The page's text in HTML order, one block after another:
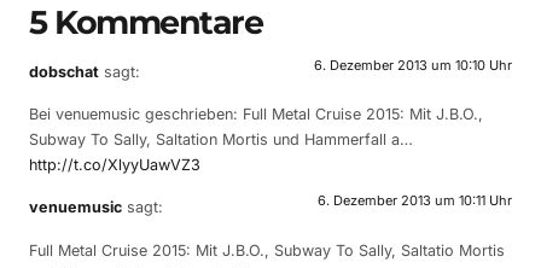
5 Kommentare
dobschat sagt: 6. Dezember 2013 um 10:10 Uhr
Bei venuemusic geschrieben: Full Metal Cruise 2015: Mit J.B.O.,
Subway To Sally, Saltation Mortis und Hammerfall a…
http://t.co/XlyyUawVZ3
venuemusic sagt: 6. Dezember 2013 um 10:11 Uhr
Full Metal Cruise 2015: Mit J.B.O., Subway To Sally, Saltatio Mortis